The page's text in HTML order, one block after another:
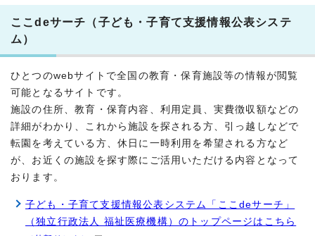
ここdeサーチ（子ども・子育て支援情報公表システ
ム）
ひとつのwebサイトで全国の教育・保育施設等の情報が閲覧
可能となるサイトです。
施設の住所、教育・保育内容、利用定員、実費徴収額などの
詳細がわかり、これから施設を探される方、引っ越しなどで
転園を考えている方、休日に一時利用を希望される方など
が、お近くの施設を探す際にご活用いただける内容となって
おります。
子ども・子育て支援情報公表システム「ここdeサーチ」
（独立行政法人 福祉医療機構）のトップページはこちら